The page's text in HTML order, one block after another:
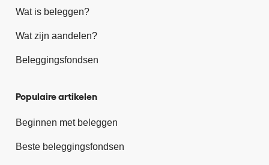
Wat is beleggen?
Wat zijn aandelen?
Beleggingsfondsen
Populaire artikelen
Beginnen met beleggen
Beste beleggingsfondsen